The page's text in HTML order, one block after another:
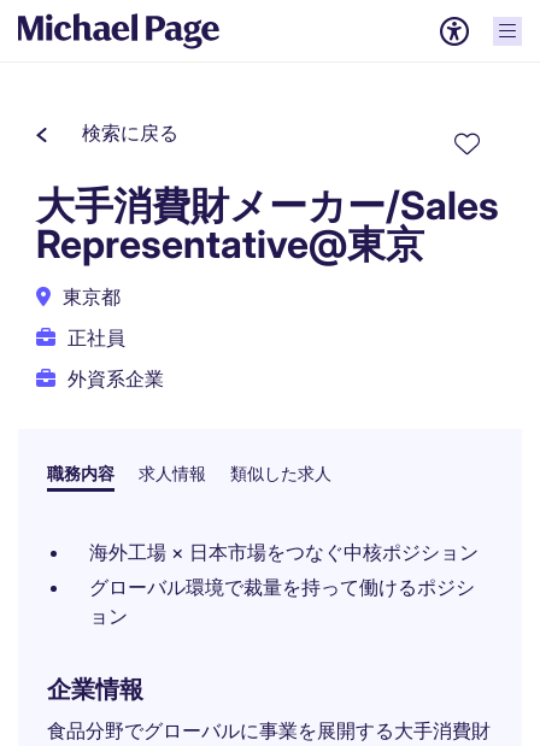
検索に戻る
大手消費財メーカー/Sales
Representative@東京
東京都
正社員
外資系企業
職務内容 求人情報 類似した求人
海外工場 × 日本市場をつなぐ中核ポジション
グローバル環境で裁量を持って働けるポジシ
ョン
企業情報
食品分野でグローバルに事業を展開する大手消費財